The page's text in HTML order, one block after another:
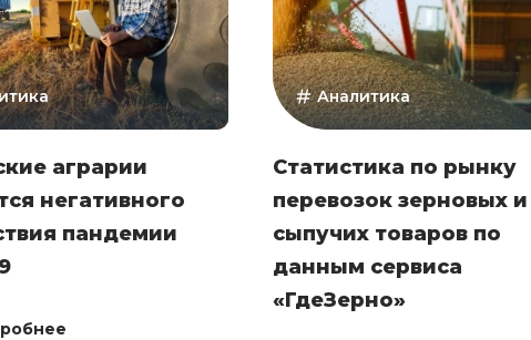
аграрии
негативного
пандемии
Аналитика
Статистика по рынку
перевозок зерновых и
сыпучих товаров по
данным сервиса
«ГдеЗерно»